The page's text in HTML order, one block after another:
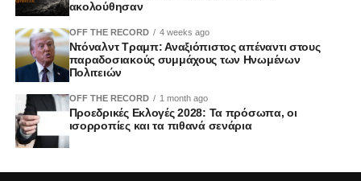
ακολούθησαν
OFF THE RECORD 4 weeks ago
Ντόναλντ Τραμπ: Αναξιόπιστος απέναντι στους
παραδοσιακούς συμμάχους των Ηνωμένων
Πολιτειών
OFF THE RECORD 1 month ago
Προεδρικές Εκλογές 2028: Τα πρόσωπα, οι
ισορροπίες και τα πιθανά σενάρια